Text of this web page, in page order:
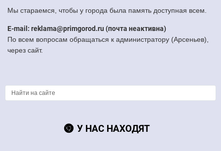
Мы стараемся, чтобы у города была память доступная всем.
E-mail: reklama@primgorod.ru (почта неактивна)
По всем вопросам обращаться к администратору (Арсеньев),
через сайт.
У НАС НАХОДЯТ